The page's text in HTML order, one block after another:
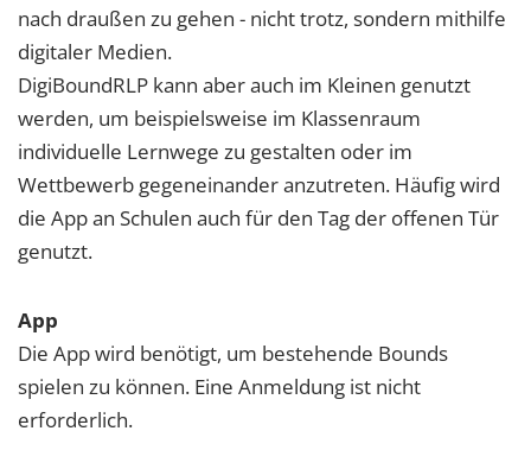
nach draußen zu gehen - nicht trotz, sondern mithilfe
digitaler Medien.
DigiBoundRLP kann aber auch im Kleinen genutzt
werden, um beispielsweise im Klassenraum
individuelle Lernwege zu gestalten oder im
Wettbewerb gegeneinander anzutreten. Häufig wird
die App an Schulen auch für den Tag der offenen Tür
genutzt.
App
Die App wird benötigt, um bestehende Bounds
spielen zu können. Eine Anmeldung ist nicht
erforderlich.